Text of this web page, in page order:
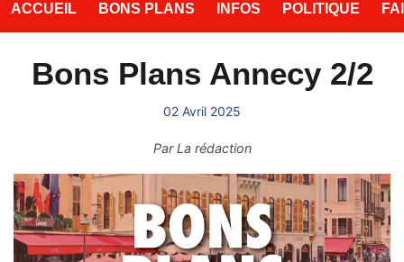
ACCUEIL BONS PLANS INFOS POLITIQUE
Bons Plans Annecy 2/2
02 Avril 2025
ParLa rédaction